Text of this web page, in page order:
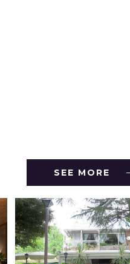
SEE MORE